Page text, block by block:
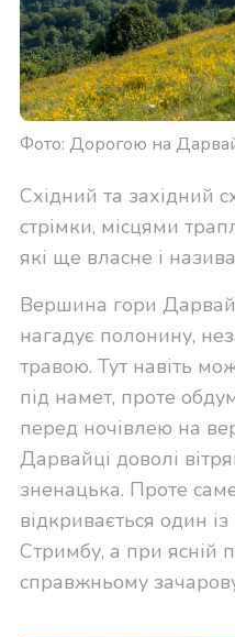
Фото: Дорогою на
Східний та західний
стрімки, місцями
які ще власне і
Вершина гори
нагадує полонину,
травою. Тут навіть
під намет, проте
перед ночівлею на
Дарвайці доволі
зненацька. Проте
відкривається один
Стримбу, а при ясній
справжньому